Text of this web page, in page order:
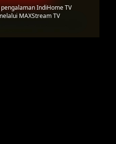
IndiHome TV
MAXStream TV